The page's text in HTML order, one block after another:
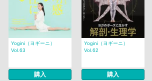
Yogini（ヨギーニ）
Vol.63
購入
Yogini（ヨギーニ）
Vol.62
購入